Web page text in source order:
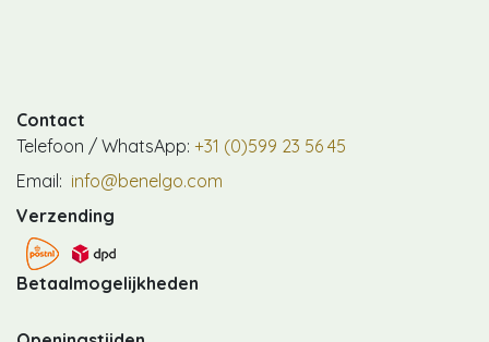
Contact
Telefoon / WhatsApp: +31 (0)599 23 56 45
Email: info@benelgo.com
Verzending
Betaalmogelijkheden